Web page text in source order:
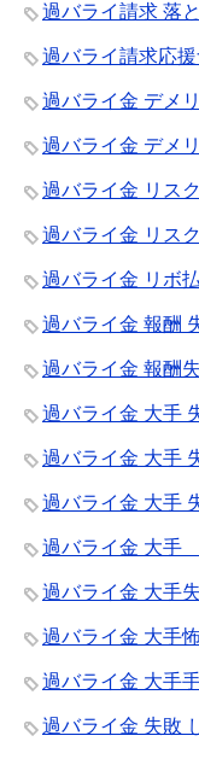
過バライ請求 落
過バライ請求応
過バライ金 デメ
過バライ金 デメ
過バライ金 リスク
過バライ金 リス
過バライ金 リボ
過バライ金 報酬
過バライ金 報酬
過バライ金 大手
過バライ金 大手
過バライ金 大手
過バライ金 大手
過バライ金 大手
過バライ金 大手
過バライ金 大手
過バライ金 失敗